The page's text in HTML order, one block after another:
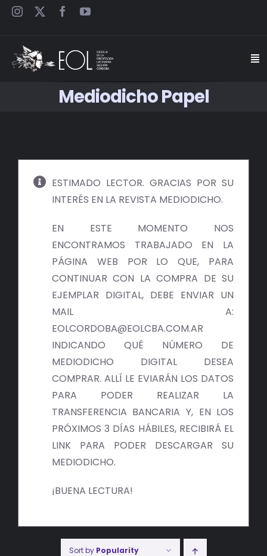
Saltar
JORNADAS
MEDIODICHO
ACTUALIDAD
CONTACTO
Mediodicho Papel
ESTIMADO LECTOR. GRACIAS POR SU
INTERÉS EN LA REVISTA MEDIODICHO.
EN ESTE MOMENTO NOS
ENCONTRAMOS TRABAJADO EN LA
PÁGINA WEB POR LO QUE, PARA
CONTINUAR CON LA COMPRA DE SU
EJEMPLAR DIGITAL, DEBE ENVIAR UN
MAIL A:
EOLCORDOBA@EOLCBA.COM.AR
INDICANDO QUÉ NÚMERO DE
MEDIODICHO DIGITAL DESEA
COMPRAR. ALLÍ LE EVIARÁN LOS DATOS
PARA PODER REALIZAR LA
TRANSFERENCIA BANCARIA Y, EN LOS
PRÓXIMOS 3 DÍAS HÁBILES, RECIBIRÁ EL
LINK PARA PODER DESCARGAR SU
MEDIODICHO.
¡BUENA LECTURA!
Sort by Popularity